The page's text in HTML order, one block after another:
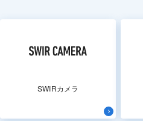
SWIRカメラ